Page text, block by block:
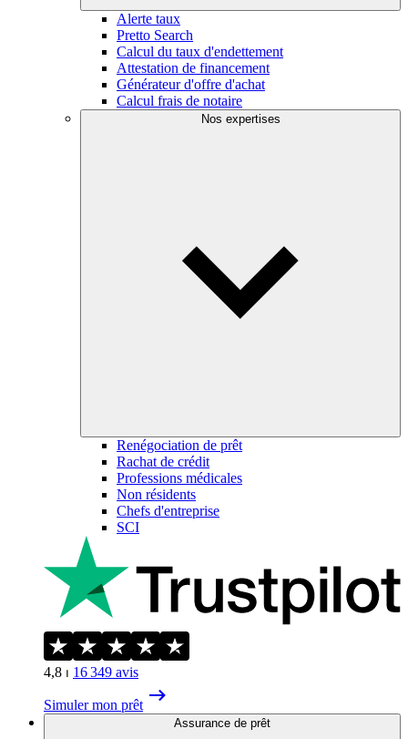
Alerte taux
Pretto Search
Calcul du taux d'endettement
Attestation de financement
Générateur d'offre d'achat
Calcul frais de notaire
Nos expertises
Renégociation de prêt
Rachat de crédit
Professions médicales
Non résidents
Chefs d'entreprise
SCI
4,8 ⏐ 16 349 avis
Simuler mon prêt
Assurance de prêt